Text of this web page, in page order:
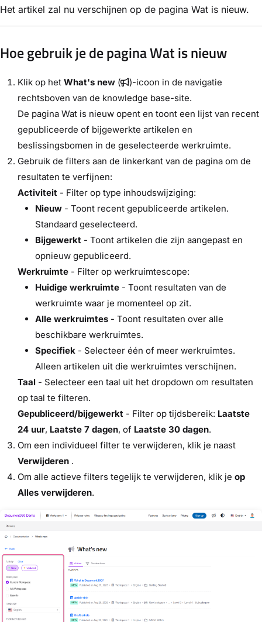
Het artikel zal nu verschijnen op de pagina Wat is nieuw.
Hoe gebruik je de pagina Wat is nieuw
Klik op het What's new (
)-icoon in de navigatie
rechtsboven van de knowledge base-site.
De pagina Wat is nieuw opent en toont een lijst van recent
gepubliceerde of bijgewerkte artikelen en
beslissingsbomen in de geselecteerde werkruimte.
Gebruik de filters aan de linkerkant van de pagina om de
resultaten te verfijnen:
Activiteit - Filter op type inhoudswijziging:
Nieuw - Toont recent gepubliceerde artikelen.
Standaard geselecteerd.
Bijgewerkt - Toont artikelen die zijn aangepast en
opnieuw gepubliceerd.
Werkruimte - Filter op werkruimtescope:
Huidige werkruimte - Toont resultaten van de
werkruimte waar je momenteel op zit.
Alle werkruimtes - Toont resultaten over alle
beschikbare werkruimtes.
Specifiek - Selecteer één of meer werkruimtes.
Alleen artikelen uit die werkruimtes verschijnen.
Taal - Selecteer een taal uit het dropdown om resultaten
op taal te filteren.
Gepubliceerd/bijgewerkt - Filter op tijdsbereik: Laatste
24 uur, Laatste 7 dagen, of Laatste 30 dagen.
Om een individueel filter te verwijderen, klik je naast
Verwijderen .
Om alle actieve filters tegelijk te verwijderen, klik je op
Alles verwijderen.